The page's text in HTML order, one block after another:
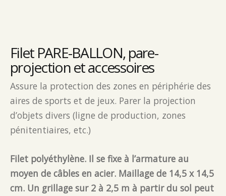
Filet PARE-BALLON, pare-
projection et accessoires
Assure la protection des zones en périphérie des
aires de sports et de jeux. Parer la projection
d’objets divers (ligne de production, zones
pénitentiaires, etc.)
Filet polyéthylène. Il se fixe à l’armature au
moyen de câbles en acier. Maillage de 14,5 x 14,5
cm. Un grillage sur 2 à 2,5 m à partir du sol peut